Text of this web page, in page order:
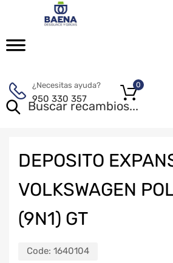
¿Necesitas ayuda?
950 330 357
0
DEPOSITO
VOLKSWAGEN
(9N1) GT
Code: 1640104